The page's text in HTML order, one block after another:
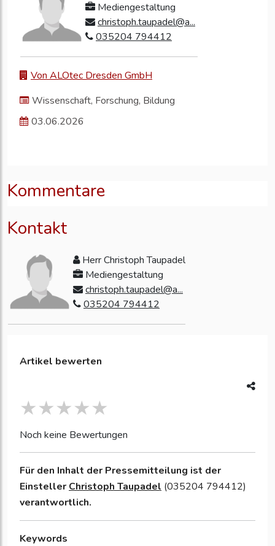
Mediengestaltung
christoph.taupadel@a...
035204 794412
Von ALOtec Dresden GmbH
Wissenschaft, Forschung, Bildung
03.06.2026
Kommentare
Kontakt
Herr Christoph Taupadel
Mediengestaltung
christoph.taupadel@a...
035204 794412
Artikel bewerten
Noch keine Bewertungen
Für den Inhalt der Pressemitteilung ist der
Einsteller Christoph Taupadel (035204 794412)
verantwortlich.
Keywords